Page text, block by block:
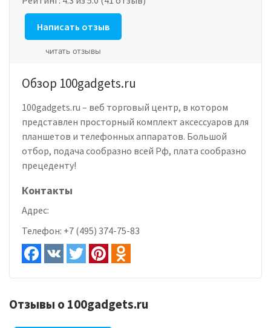
Написать отзыв
читать отзывы
Обзор 100gadgets.ru
100gadgets.ru – веб торговый центр, в котором
представлен просторный комплект аксессуаров для
планшетов и телефонных аппаратов. Большой
отбор, подача сообразно всей Рф, плата сообразно
прецеденту!
Контакты
Адрес:
Телефон: +7 (495) 374-75-83
Отзывы о 100gadgets.ru